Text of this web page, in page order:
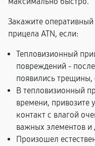
Закажите
прицела ATN, если:
Тепловизионный
повреждений -
появились
В тепловизионный
времени, привозите
контакт с влагой
важных элементов и
Произошел